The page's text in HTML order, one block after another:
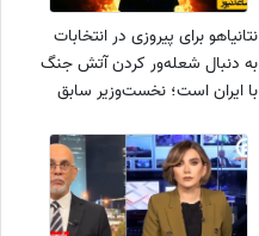
نتانیاهو برای پیروزی در انتخابات
به دنبال شعله‌ور کردن آتش جنگ
با ایران است؛ نخست‌وزیر سابق